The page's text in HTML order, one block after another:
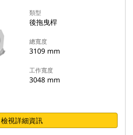
類型
後拖曳桿
總寬度
3109 mm
工作寬度
3048 mm
檢視詳細資訊